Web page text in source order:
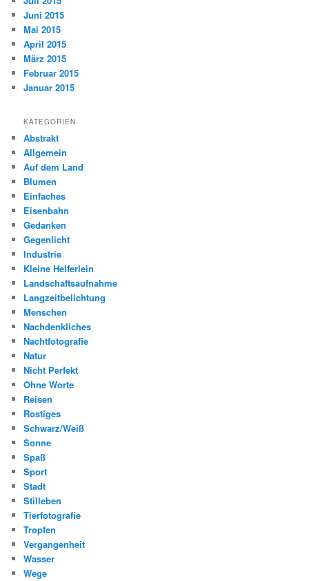
Juni 2015
Mai 2015
April 2015
März 2015
Februar 2015
Januar 2015
KATEGORIEN
Abstrakt
Allgemein
Auf dem Land
Blumen
Einfaches
Eisenbahn
Gedanken
Gegenlicht
Industrie
Kleine Helferlein
Landschaftsaufnahme
Langzeitbelichtung
Menschen
Nachdenkliches
Nachtfotografie
Natur
Nicht Perfekt
Ohne Worte
Reisen
Rostiges
Schwarz/Weiß
Sonne
Spaß
Sport
Stadt
Stilleben
Tierfotografie
Tropfen
Vergangenheit
Wasser
Wege